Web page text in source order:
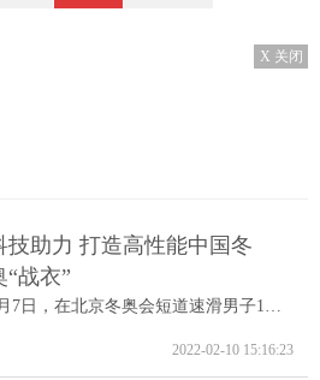
X 关闭
技助力 打造高性能中国冬
“战衣”
2022-02-10 15:16:23